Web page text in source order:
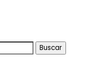
Buscar